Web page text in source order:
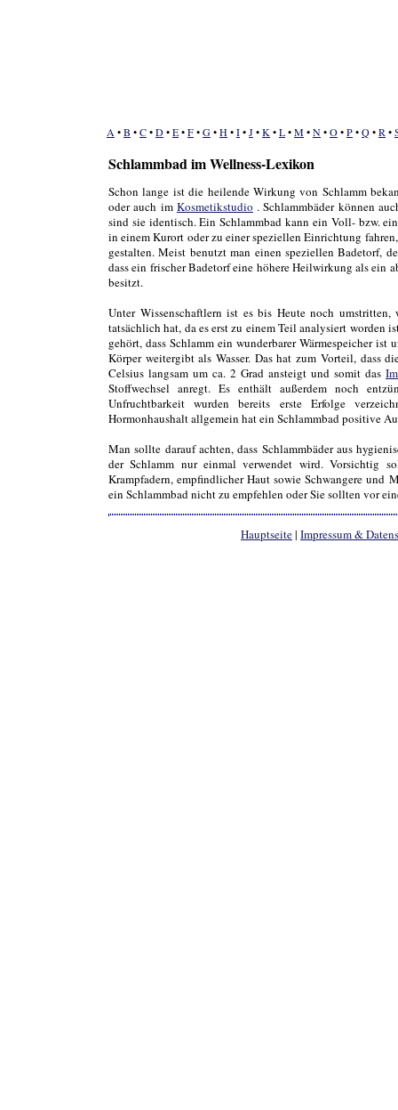
Schlammbad im Wellness-Lexikon
Schon lange ist die heilende Wirkung von Schlamm
oder auch im Kosmetikstudio . Schlammbäder können
sind sie identisch. Ein Schlammbad kann ein Voll- bzw.
in einem Kurort oder zu einer speziellen Einrichtung
gestalten. Meist benutzt man einen speziellen Badetorf,
dass ein frischer Badetorf eine höhere Heilwirkung als ein
besitzt.
Unter Wissenschaftlern ist es bis Heute noch
tatsächlich hat, da es erst zu einem Teil analysiert worden
gehört, dass Schlamm ein wunderbarer Wärmespeicher ist
Körper weitergibt als Wasser. Das hat zum Vorteil, dass
Celsius langsam um ca. 2 Grad ansteigt und somit das
Stoffwechsel anregt. Es enthält außerdem noch
Unfruchtbarkeit wurden bereits erste Erfolge
Hormonhaushalt allgemein hat ein Schlammbad positive
Man sollte darauf achten, dass Schlammbäder aus
der Schlamm nur einmal verwendet wird. Vorsichtig
Krampfadern, empfindlicher Haut sowie Schwangere und
ein Schlammbad nicht zu empfehlen oder Sie sollten vor
Hauptseite| Impressum &
A •B •C•D•E•F•G•H•I•J•K •L•M•N•O•P•Q•R •